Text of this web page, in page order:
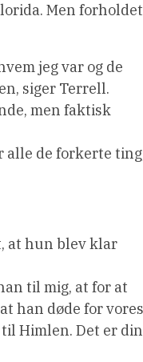
Men forholdet
jeg var og de
siger Terrell.
men faktisk
alle de forkerte
at hun blev klar
til mig, at for at
han døde for vores
Himlen. Det er din